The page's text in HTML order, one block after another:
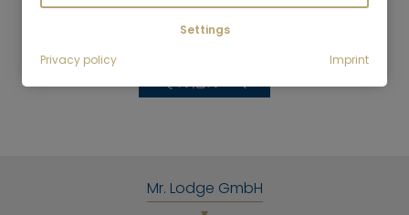
Mr.Lodgeは、賃貸期間中、借主の面倒も見てくれ
その他のFAQ
Mr. Lodge GmbH
Settings
Privacy policy
Imprint